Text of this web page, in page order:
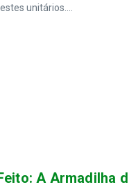
unitários....
A Armadilha